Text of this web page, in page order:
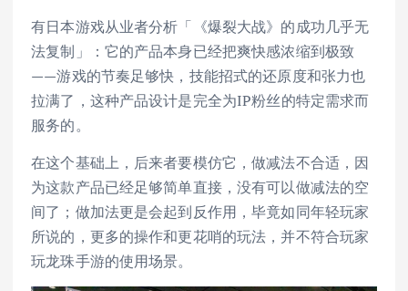
有日本游戏从业者分析「《爆裂大战》的成功几乎无
法复制」：它的产品本身已经把爽快感浓缩到极致
——游戏的节奏足够快，技能招式的还原度和张力也
拉满了，这种产品设计是完全为IP粉丝的特定需求而
服务的。
在这个基础上，后来者要模仿它，做减法不合适，因
为这款产品已经足够简单直接，没有可以做减法的空
间了；做加法更是会起到反作用，毕竟如同年轻玩家
所说的，更多的操作和更花哨的玩法，并不符合玩家
玩龙珠手游的使用场景。